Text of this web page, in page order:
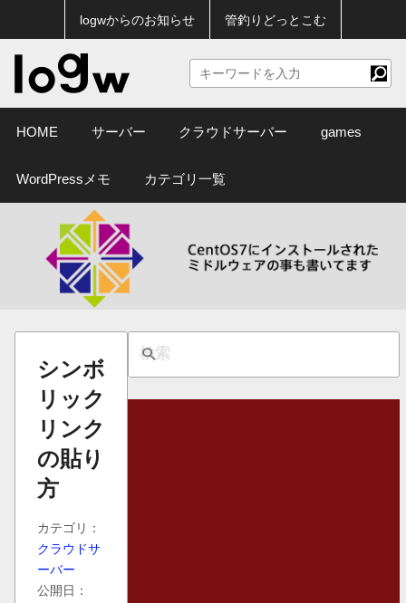
logwからのお知らせ 管釣りどっとこむ
HOME サーバー クラウドサーバー games
WordPressメモ カテゴリ一覧
シンボ
リック
リンク
の貼り
方
カテゴリ：
クラウドサ
ーバー
公開日：